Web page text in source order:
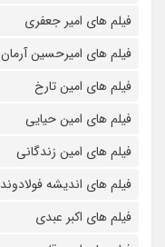
فیلم های امیر جعفری
فیلم های امیرحسین آرمان
فیلم های امین تارخ
فیلم های امین حیایی
فیلم های امین زندگانی
فیلم های اندیشه فولادوند
فیلم های اکبر عبدی